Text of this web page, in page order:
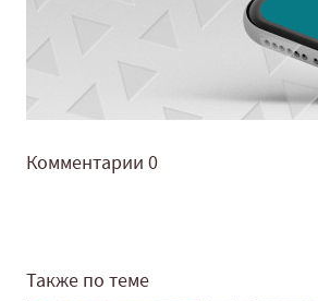
Комментарии 0
Также по теме